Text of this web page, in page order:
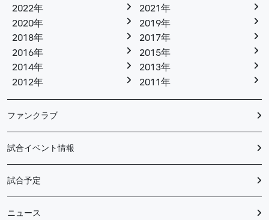
2022年
2021年
2020年
2019年
2018年
2017年
2016年
2015年
2014年
2013年
2012年
2011年
ファンクラブ
試合イベント情報
試合予定
ニュース